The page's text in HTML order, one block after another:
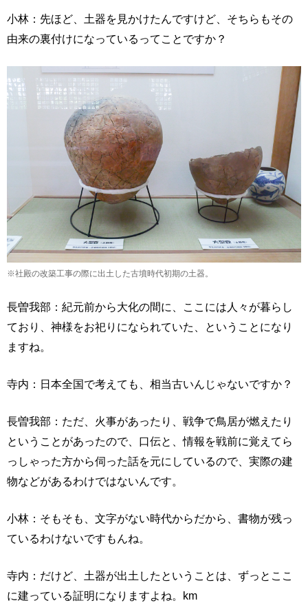
小林：先ほど、土器を見かけたんですけど、そちらもその
由来の裏付けになっているってことですか？
※社殿の改築工事の際に出土した古墳時代初期の土器。
長曽我部：紀元前から大化の間に、ここには人々が暮らし
ており、神様をお祀りになられていた、ということになり
ますね。
寺内：日本全国で考えても、相当古いんじゃないですか？
長曽我部：ただ、火事があったり、戦争で鳥居が燃えたり
ということがあったので、口伝と、情報を戦前に覚えてら
っしゃった方から伺った話を元にしているので、実際の建
物などがあるわけではないんです。
小林：そもそも、文字がない時代からだから、書物が残っ
ているわけないですもんね。
寺内：だけど、土器が出土したということは、ずっとここ
に建っている証明になりますよね。km